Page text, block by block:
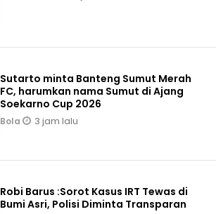
Sutarto minta Banteng Sumut Merah
FC, harumkan nama Sumut di Ajang
Soekarno Cup 2026
Bola 3 jam lalu
Robi Barus :Sorot Kasus IRT Tewas di
Bumi Asri, Polisi Diminta Transparan